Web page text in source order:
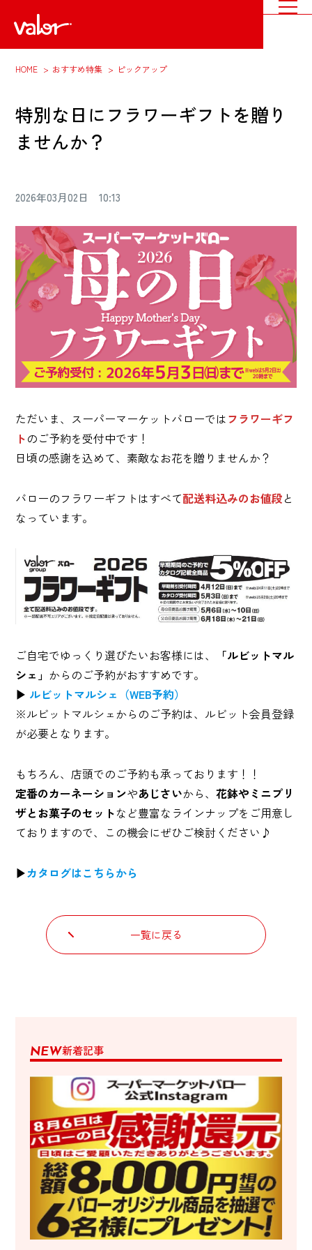
HOME おすすめ特集 ピックアップ
特別な日にフラワーギフトを贈り
ませんか？
2026年03月02日 10:13
ただいま、スーパーマーケットバローではフラワーギフ
トのご予約を受付中です！
日頃の感謝を込めて、素敵なお花を贈りませんか？
バローのフラワーギフトはすべて配送料込みのお値段と
なっています。
ご自宅でゆっくり選びたいお客様には、
「ルビットマル
シェ」 からのご予約がおすすめです。
▶ ルビットマルシェ（WEB予約）
※ルビットマルシェからのご予約は、ルビット会員登録
が必要となります。
もちろん、店頭でのご予約も承っております！！
定番のカーネーションやあじさいから、花鉢やミニプリ
ザとお菓子のセットなど豊富なラインナップをご用意し
ておりますので、この機会にぜひご検討ください♪
▶カタログはこちらから
一覧に戻る
NEW新着記事